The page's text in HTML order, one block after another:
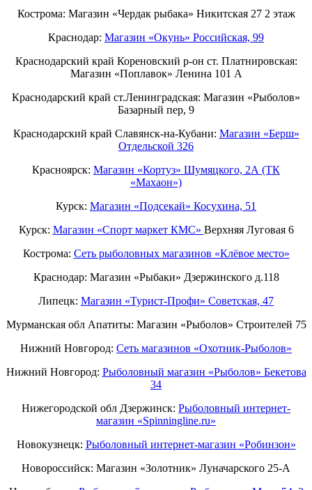
Кострома: Магазин «Чердак рыбака» Никитская 27 2 этаж
Краснодар: Магазин «Окунь» Российская, 99
Краснодарский край Кореновский р-он ст. Платнировская:
Магазин «Поплавок» Ленина 101 А
Краснодарский край ст.Ленинградская: Магазин «Рыболов»
Базарный пер, 9
Краснодарский край Славянск-на-Кубани: Магазин «Берш»
Отдельской 326
Красноярск: Магазин «Кортуз» Шумяцкого, 2А (ТК
«Махаон»)
Курск: Магазин «Подсекай» Косухина, 51
Курск: Магазин «Спорт маркет КМС» Верхняя Луговая 6
Кострома: Сеть рыболовных магазинов «Клёвое место»
Краснодар: Магазин «Рыбаки» Дзержинского д.118
Липецк: Магазин «Турист-Профи» Советская, 47
Мурманская обл Апатиты: Магазин «Рыболов» Строителей 75
Нижний Новгород: Cеть магазинов «Охотник-Рыболов»
Нижний Новгород: Рыболовный магазин «Рыболов» Бекетова
34
Нижегородской обл Дзержинск: Рыболовный интернет-
магазин «Spinningline.ru»
Новокузнецк: Рыболовный интернет-магазин «Робинзон»
Новороссийск: Магазин «Золотник» Луначарского 25-А